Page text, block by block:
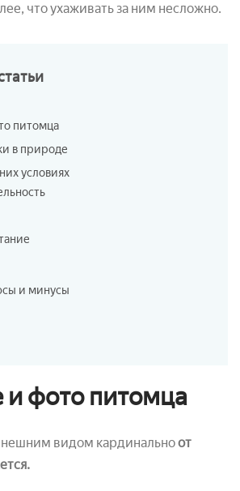
что ухаживать за ним несложно.
питомца
в природе
условиях
и минусы
и фото питомца
видом кардинальноот